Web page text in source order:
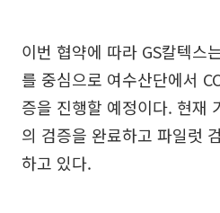
이번 협약에 따라 GS칼텍스
를 중심으로 여수산단에서
증을 진행할 예정이다. 현재
의 검증을 완료하고 파일럿
하고 있다.